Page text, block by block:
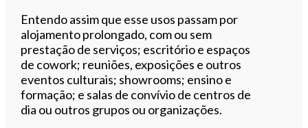
Entendo assim que esse usos passam por
alojamento prolongado, com ou sem
prestação de serviços; escritório e espaços
de cowork; reuniões, exposições e outros
eventos culturais; showrooms; ensino e
formação; e salas de convívio de centros de
dia ou outros grupos ou organizações.